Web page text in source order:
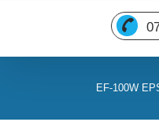
EF-100W